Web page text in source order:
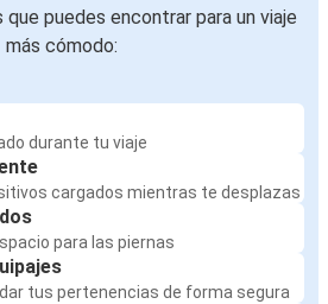
puedes encontrar para un viaje
más cómodo:
durante tu viaje
cargados mientras te desplazas
para las piernas
tus pertenencias de forma segura